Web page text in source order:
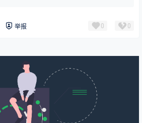
举报 0 0